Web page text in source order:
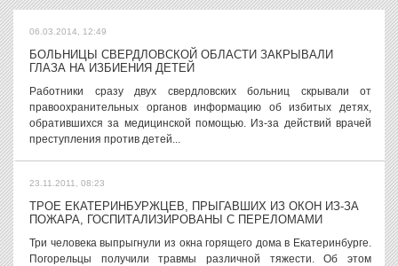
06.03.2014, 12:49
БОЛЬНИЦЫ СВЕРДЛОВСКОЙ ОБЛАСТИ ЗАКРЫВАЛИ
ГЛАЗА НА ИЗБИЕНИЯ ДЕТЕЙ
Работники сразу двух свердловских больниц скрывали от
правоохранительных органов информацию об избитых детях,
обратившихся за медицинской помощью. Из-за действий врачей
преступления против детей...
23.11.2011, 08:23
ТРОЕ ЕКАТЕРИНБУРЖЦЕВ, ПРЫГАВШИХ ИЗ ОКОН ИЗ-ЗА
ПОЖАРА, ГОСПИТАЛИЗИРОВАНЫ С ПЕРЕЛОМАМИ
Три человека выпрыгнули из окна горящего дома в Екатеринбурге.
Погорельцы получили травмы различной тяжести. Об этом